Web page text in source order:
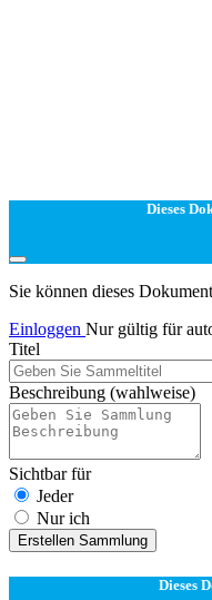
Dieses
Sie können dieses
Einloggen Nur gültig für
Titel
Beschreibung (wahlweise)
Sichtbar für
Jeder
Nur ich
Erstellen Sammlung
Dieses